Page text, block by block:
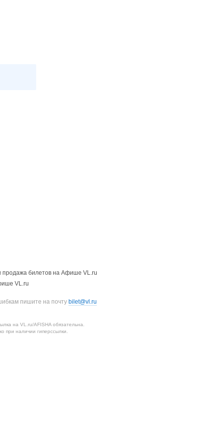
продажа билетов на Афише VL.ru
VL.ru
пишите на почту bilet@vl.ru
на VL.ru/AFISHA обязательна.
при наличии гиперссылки.